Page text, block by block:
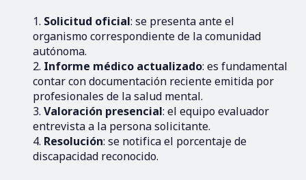
Solicitud oficial: se presenta ante el
organismo correspondiente de la comunidad
autónoma.
Informe médico actualizado: es fundamental
contar con documentación reciente emitida por
profesionales de la salud mental.
Valoración presencial: el equipo evaluador
entrevista a la persona solicitante.
Resolución: se notifica el porcentaje de
discapacidad reconocido.